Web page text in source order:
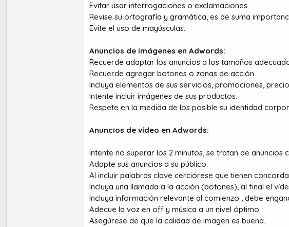
Evitar usar interrogaciones o exclamaciones.
Revise su ortografía y gramática, es de suma
Evite el uso de mayúsculas.
Anuncios de imágenes en Adwords:
Recuerde adaptar los anuncios a los tamaños
Recuerde agregar botones o zonas de acción.
Incluya elementos de sus servicios, promociones,
Intente incluir imágenes de sus productos.
Respete en la medida de los posible su identidad
Anuncios de vídeo en Adwords:
Intente no superar los 2 minutos, se tratan de anuncios
Adapte sus anuncios a su público.
Al incluir palabras clave cerciórese que tienen
Incluya una llamada a la acción (botones), al final el
Incluya información relevante al comienzo , debe
Adecue la voz en off y música a un nivel óptimo.
Asegúrese de que la calidad de imagen es buena.